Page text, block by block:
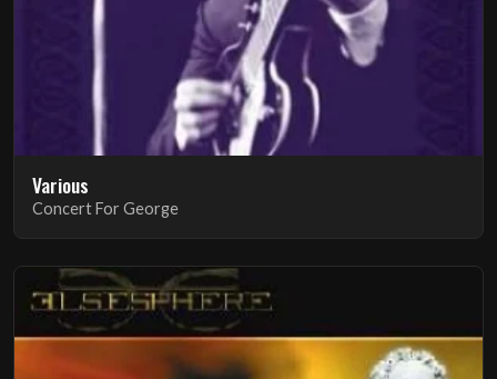
Various
Concert For George